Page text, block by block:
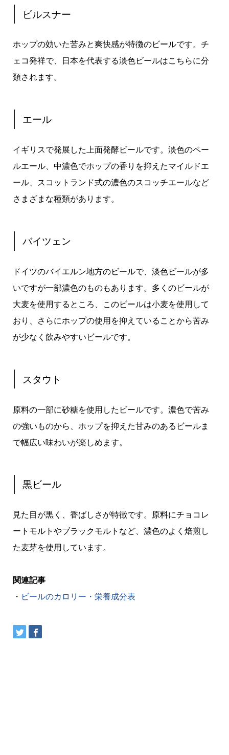
ピルスナー
ホップの効いた苦みと爽快感が特徴のビールです。チ
ェコ発祥で、日本を代表する淡色ビールはこちらに分
類されます。
エール
イギリスで発展した上面発酵ビールです。淡色のペー
ルエール、中濃色でホップの香りを抑えたマイルドエ
ール、スコットランド式の濃色のスコッチエールなど
さまざまな種類があります。
バイツェン
ドイツのバイエルン地方のビールで、淡色ビールが多
いですが一部濃色のものもあります。多くのビールが
大麦を使用するところ、このビールは小麦を使用して
おり、さらにホップの使用を抑えていることから苦み
が少なく飲みやすいビールです。
スタウト
原料の一部に砂糖を使用したビールです。濃色で苦み
の強いものから、ホップを抑えた甘みのあるビールま
で幅広い味わいが楽しめます。
黒ビール
見た目が黒く、香ばしさが特徴です。原料にチョコレ
ートモルトやブラックモルトなど、濃色のよく焙煎し
た麦芽を使用しています。
関連記事
・ ビールのカロリー・栄養成分表